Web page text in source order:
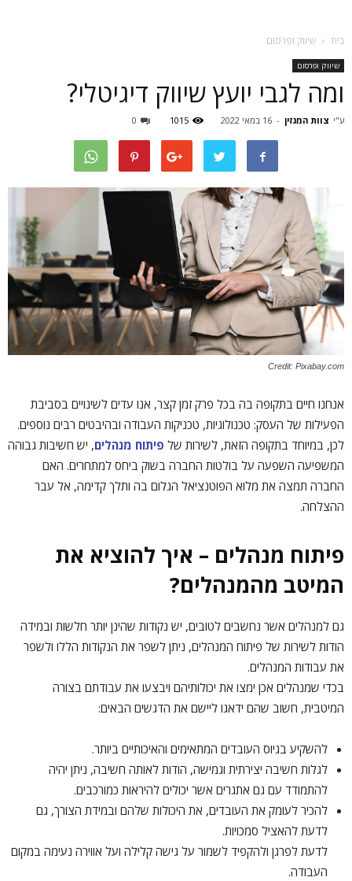
בית שיווק ופרסום
שיווק ופרסום
ומה לגבי יועץ שיווק דיגיטלי?
ע"י צוות המגזין - 16 במאי 2022 1015
0
Credit: Pixabay.com
אנחנו חיים בתקופה בה בכל פרק זמן קצר, אנו עדים לשינויים בסביבת
הפעילות של העסק: טכנולוגיות, טכניקות העבודה ובהיבטים רבים נוספים.
לכן, במיוחד בתקופה הזאת, לשירות של פיתוח מנהלים, יש חשיבות גבוהה
המשפיעה השפעה על בולטות החברה בשוק ביחס למתחרים. האם
החברה תמצה את מלוא הפוטנציאל הגלום בה ותלך קדימה, אל עבר
ההצלחה.
פיתוח מנהלים – איך להוציא את
המיטב מהמנהלים?
גם למנהלים אשר נחשבים לטובים, יש נקודות שהינן יותר חלשות ובמידה
הודות לשירות של פיתוח המנהלים, ניתן לשפר את הנקודות הללו ולשפר
את עבודות המנהלים.
בכדי שמנהלים אכן ימצו את יכולותיהם ויבצעו את עבודתם בצורה
המיטבית, חשוב שהם ידאגו ליישם את הדגשים הבאים:
להשקיע בגיוס העובדים המתאימים והאיכותיים ביותר.
לגלות חשיבה יצירתית וגמישה, הודות לאותה חשיבה, ניתן יהיה
להתמודד עם גם אתגרים אשר יכולים להיראות כמורכבים.
להכיר לעומק את העובדים, את היכולות שלהם ובמידת הצורך, גם
לדעת להאציל סמכויות.
לדעת לפרגן ולהקפיד לשמור על גישה קלילה ועל אווירה נעימה במקום
העבודה.